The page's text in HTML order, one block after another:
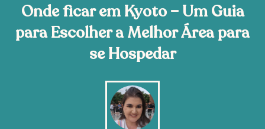
Onde ficar em Kyoto – Um Guia
para Escolher a Melhor Área para
se Hospedar